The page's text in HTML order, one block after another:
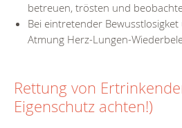
betreuen, trösten und
Bei eintretender
Atmung Herz-Lungen-
Rettung von
Eigenschutz achten!)